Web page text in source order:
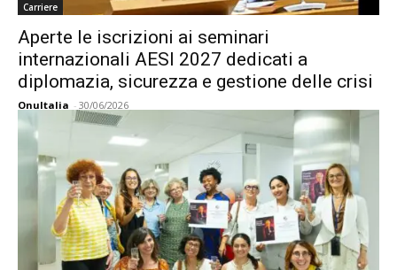
Carriere
Aperte le iscrizioni ai seminari
internazionali AESI 2027 dedicati a
diplomazia, sicurezza e gestione delle crisi
OnuItalia - 30/06/2026